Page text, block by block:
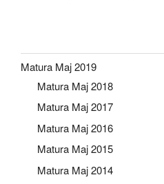
Matura Maj 2019
Matura Maj 2018
Matura Maj 2017
Matura Maj 2016
Matura Maj 2015
Matura Maj 2014